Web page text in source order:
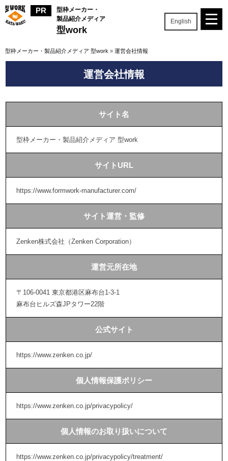
型枠メーカー・
製品紹介メディア
型work
English
型枠メーカー・製品紹介メディア 型work » 運営会社情報
運営会社情報
サイト名
型枠メーカー・製品紹介メディア 型work
サイトURL
https://www.formwork-manufacturer.com/
サイト運営・監修
Zenken株式会社（Zenken Corporation）
運営元所在地
〒106-0041 東京都港区麻布台1-3-1
麻布台ヒルズ森JPタワー22階
公式サイト
https://www.zenken.co.jp/
個人情報保護ポリシー
https://www.zenken.co.jp/privacypolicy/
個人情報のお取り扱いについて
https://www.zenken.co.jp/privacypolicy/treatment/